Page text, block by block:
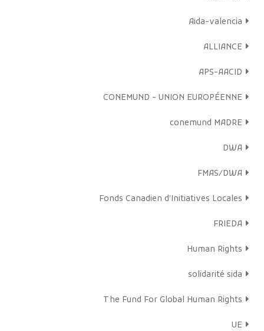
Aida-valencia
ALLIANCE
APS-AACID
CONEMUND - UNION EUROPÉENNE
conemund MADRE
DWA
FMAS/DWA
Fonds Canadien d’Initiatives Locales
FRIEDA
Human Rights
solidarité sida
The Fund For Global Human Rights
UE